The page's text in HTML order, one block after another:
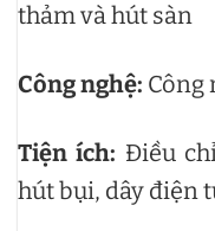
thảm và hút sàn
Công nghệ: Công
Tiện ích: Điều
hút bụi, dây điện